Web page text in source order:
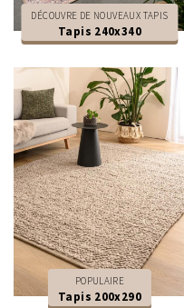
DÉCOUVRE DE NOUVEAUX TAPIS
Tapis 240x340
POPULAIRE
Tapis 200x290